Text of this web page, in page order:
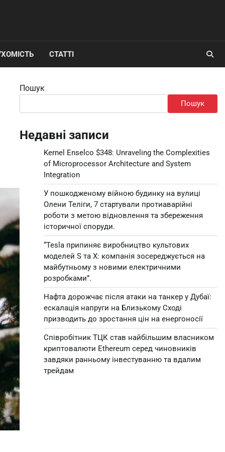
СТАТТІ
Пошук
Пошук
Недавні записи
Kernel Enselco $348: Unraveling the Complexities
of Microprocessor Architecture and System
Integration
У пошкодженому війною будинку на вулиці
Олени Теліги, 7 стартували протиаварійні
роботи з метою відновлення та збереження
історичної споруди.
“Tesla припиняє виробництво культових
моделей S та X: компанія зосереджується на
майбутньому з новими електричними
розробками”.
Нафта дорожчає після атаки на танкер у Дубаї:
ескалація напруги на Близькому Сході
призводить до зростання цін на енергоносії
Співробітник ТЦК став найбільшим власником
криптовалюти Ethereum серед чиновників
завдяки ранньому інвестуванню та вдалим
трейдам